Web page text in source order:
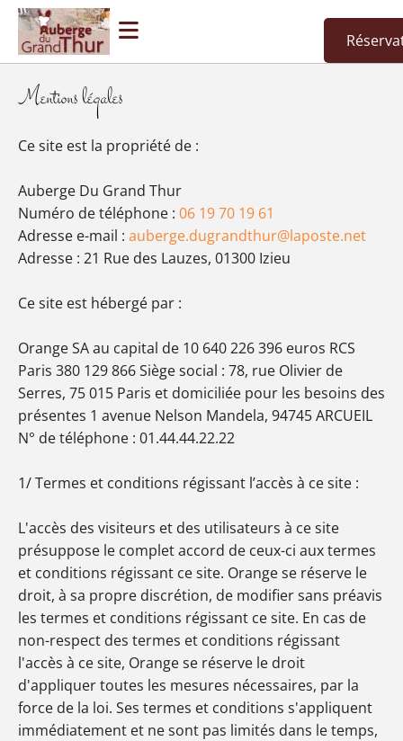
Accéder au contenu
Mentions légales
Ce site est la propriété de :
Auberge Du Grand Thur
Numéro de téléphone : 06 19 70 19 61
Adresse e-mail : auberge.dugrandthur@laposte.net
Adresse : 21 Rue des Lauzes, 01300 Izieu
Ce site est hébergé par :
Orange SA au capital de 10 640 226 396 euros RCS
Paris 380 129 866 Siège social : 78, rue Olivier de
Serres, 75 015 Paris et domiciliée pour les besoins des
présentes 1 avenue Nelson Mandela, 94745 ARCUEIL
N° de téléphone : 01.44.44.22.22
1/ Termes et conditions régissant l’accès à ce site :
L'accès des visiteurs et des utilisateurs à ce site
présuppose le complet accord de ceux-ci aux termes
et conditions régissant ce site. Orange se réserve le
droit, à sa propre discrétion, de modifier sans préavis
les termes et conditions régissant ce site. En cas de
non-respect des termes et conditions régissant
l'accès à ce site, Orange se réserve le droit
d'appliquer toutes les mesures nécessaires, par la
force de la loi. Ses termes et conditions s'appliquent
immédiatement et ne sont pas limités dans le temps,